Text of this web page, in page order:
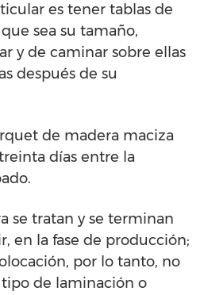
es tener tablas de
sea su tamaño,
y de caminar sobre ellas
después de su
de madera maciza
días entre la
se tratan y se terminan
en la fase de producción;
por lo tanto, no
de laminación o